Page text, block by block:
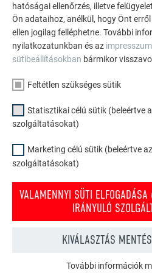
PREFA tető- és homlokzati konfigurátor
Válasszon számos terméket és
hatóságai ellenőrzés, illetve
Ön adataihoz, anélkül, hogy Önt
ellen jogilag felléphetne. További
nyilatkozatunkban és az
sütibeállításokban bármikor
Feltétlen szükséges sütik
Statisztikai célú sütik (beleértve
szolgáltatásokat)
Marketing célú sütik (beleértve
szolgáltatásokat)
VALAMENNYI SÜTI
IRÁNYULÓ
KIVÁLASZTÁS
További információk